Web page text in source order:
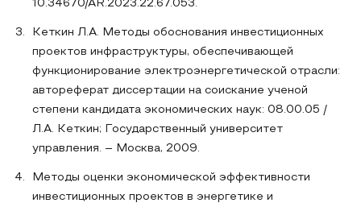
10.34670/AR.2023.22.67.053.
Кеткин Л.А. Методы обоснования инвестиционных
проектов инфраструктуры, обеспечивающей
функционирование электроэнергетической отрасли:
автореферат диссертации на соискание ученой
степени кандидата экономических наук: 08.00.05 /
Л.А. Кеткин; Государственный университет
управления. – Москва, 2009.
Методы оценки экономической эффективности
инвестиционных проектов в энергетике и